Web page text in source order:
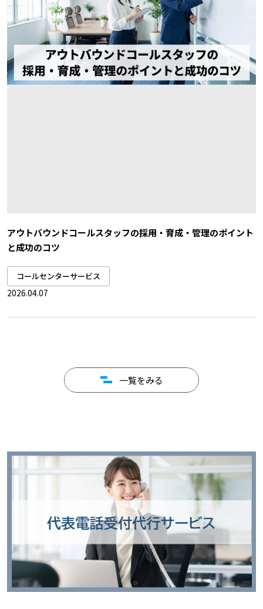
アウトバウンドコールスタッフの採用・育成・管理のポイント
と成功のコツ
コールセンターサービス
2026.04.07
一覧をみる